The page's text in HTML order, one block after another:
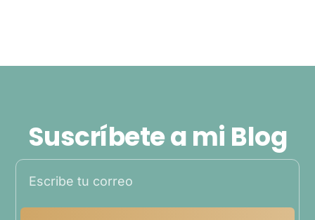
Suscríbete a mi Blog